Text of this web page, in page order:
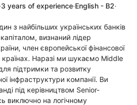
·3 years of experience·English - B2·
з найбільших українських банків
визнаний лідер
член європейської фінансової
Наразі ми шукаємо Middle
підтримки та розвитку
інфраструктури компанії. Ви
під керівництвом Senior-
виключно на логічному